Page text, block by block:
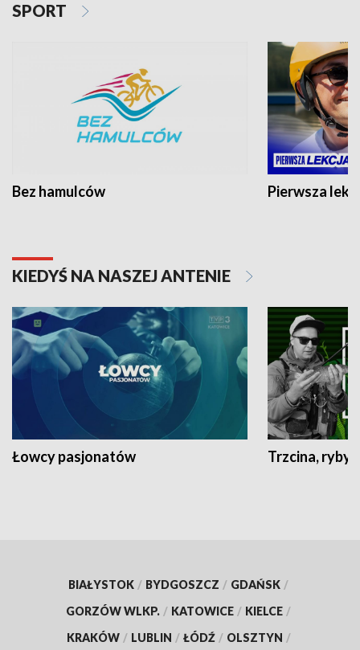
SPORT
Bez hamulców Pierwsza
KIEDYŚ NA NASZEJ ANTENIE
Łowcy pasjonatów Trzcina, ryby
BIAŁYSTOK / BYDGOSZCZ / GDAŃSK /
GORZÓW WLKP. / KATOWICE / KIELCE /
KRAKÓW / LUBLIN / ŁÓDŹ / OLSZTYN /